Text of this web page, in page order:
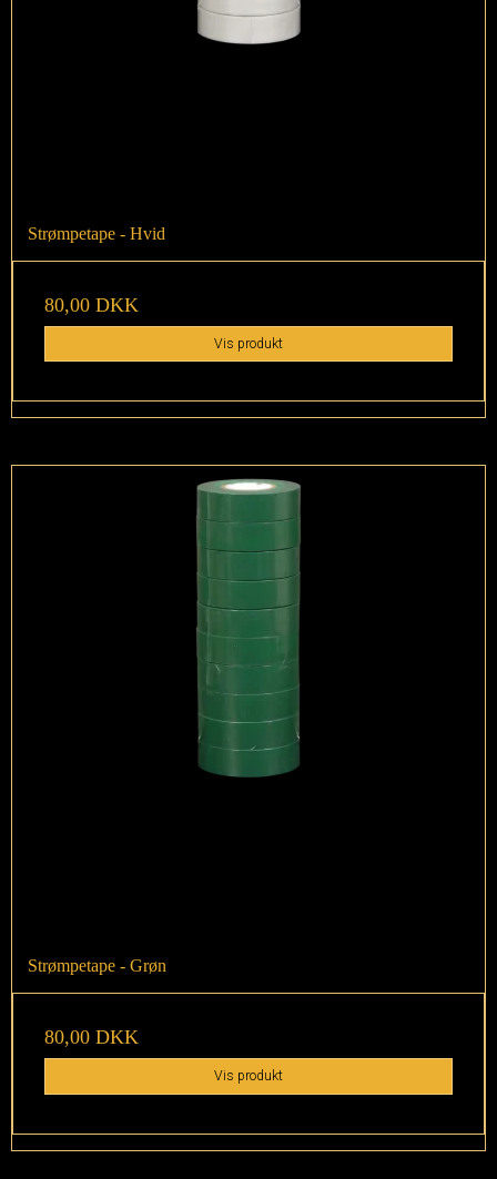
Strømpetape - Hvid
80,00 DKK
Vis produkt
Strømpetape - Grøn
80,00 DKK
Vis produkt